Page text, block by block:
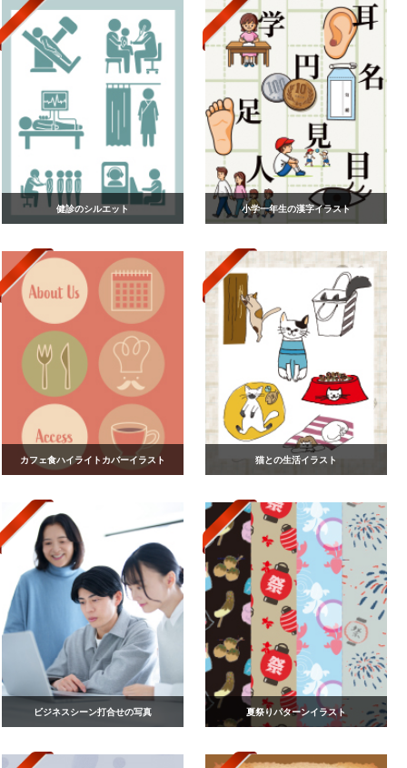
健診のシルエット 小学一年生の漢字イラスト
カフェ食ハイライトカバーイラスト 猫との生活イラスト
ビジネスシーン打合せの写真 夏祭りパターンイラスト